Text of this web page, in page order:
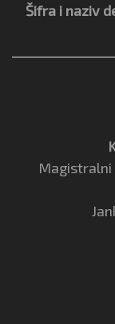
Šifra i naziv
Magistralni